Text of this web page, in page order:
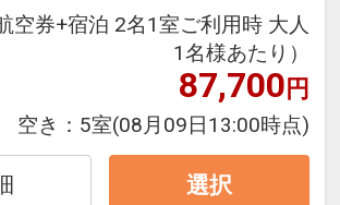
貯まります。
ョンでレンタカーや現地交
験プランなどの追加（同時予
可能なプランもございます。
のお部屋にキッチンや洗濯機
完備し、小さいお子様連れの
航空券+宿泊 2名1室ご利用時 大人
1名様あたり）
87,700円
空き： 5室(08月09日13:00時点)
選択